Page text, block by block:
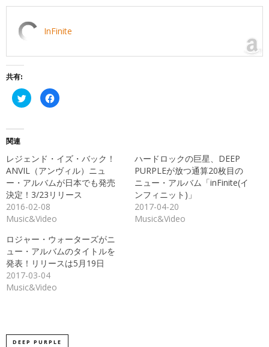
InFinite
共有:
ク
リ
共
有
(新
し
い
ウ
ィ
ン
ド
ウ
き
ま
す)
Facebook
で
ク
リ
ッ
ク
し
て
く
い
い
ウ
ィ
ン
ド
で
開
関連
レジェンド・イズ・バック！
ANVIL（アンヴィル）ニュ
ー・アルバムが日本でも発売
決定！3/23リリース
2016-02-08
Music&Video
ハードロックの巨星、DEEP
PURPLEが放つ通算20枚目の
ニュー・アルバム「inFinite(イ
ンフィニット)」
2017-04-20
Music&Video
ロジャー・ウォーターズがニ
ュー・アルバムのタイトルを
発表！リリースは5月19日
2017-03-04
Music&Video
DEEP PURPLE